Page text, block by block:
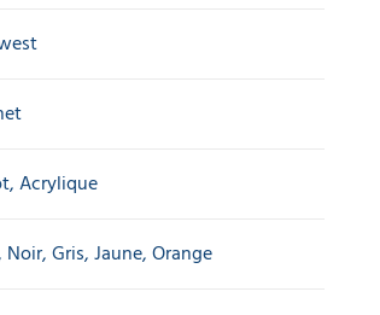
Acrylique
Noir, Gris, Jaune, Orange